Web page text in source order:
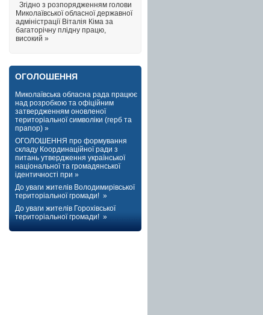
Згідно з розпорядженням голови
Миколаївської обласної державної
адміністрації Віталія Кіма за
багаторічну плідну працю,
високий »
ОГОЛОШЕННЯ
Миколаївська обласна рада працює
над розробкою та офіційним
затвердженням оновленої
територіальної символіки (герб та
прапор) »
ОГОЛОШЕННЯ про формування
складу Координаційної ради з
питань утвердження української
національної та громадянської
ідентичності при »
До уваги жителів Володимирівської
територіальної громади! »
До уваги жителів Горохівської
територіальної громади! »